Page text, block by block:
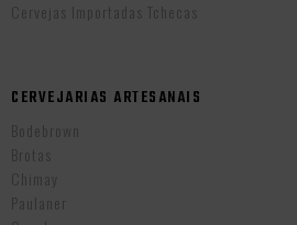
Cervejas Importadas Tchecas
CERVEJARIAS ARTESANAIS
Bodebrown
Brotas
Chimay
Paulaner